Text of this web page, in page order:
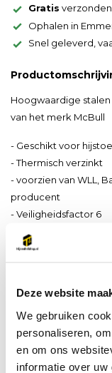
Deze website
We gebruiken
personaliseren,
en om ons
informatie over
Gratis
Ophalen in
Snel geleverd,
Hoogwaardige
van het merk McBull
- Geschikt voor
- Thermisch verzinkt
- voorzien van WLL,
producent
- Veiligheidsfactor 6
- Temperatuur range
Artikelnummer